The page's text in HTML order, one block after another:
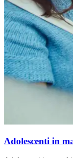
Adolescenti in